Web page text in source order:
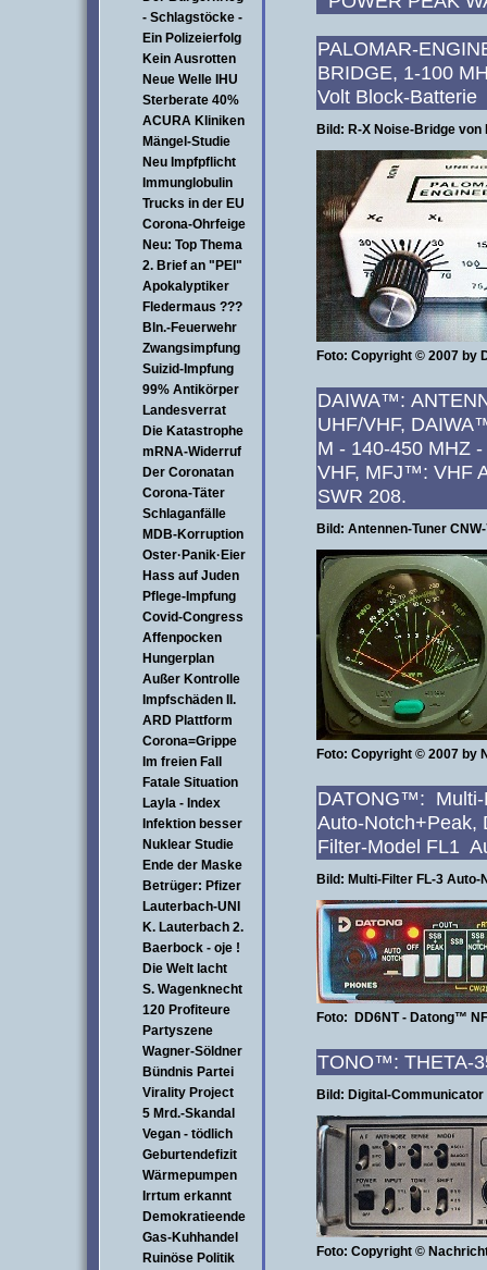
- Schlagstöcke -
Ein Polizeierfolg
Kein Ausrotten
Neue Welle IHU
Sterberate 40%
ACURA Kliniken
Mängel-Studie
Neu Impfpflicht
Immunglobulin
Trucks in der EU
Corona-Ohrfeige
Neu: Top Thema
2. Brief an "PEI"
Apokalyptiker
Fledermaus ???
Bln.-Feuerwehr
Zwangsimpfung
Suizid-Impfung
99% Antikörper
Landesverrat
Die Katastrophe
mRNA-Widerruf
Der Coronatan
Corona-Täter
Schlaganfälle
MDB-Korruption
Oster·Panik·Eier
Hass auf Juden
Pflege-Impfung
Covid-Congress
Affenpocken
Hungerplan
Außer Kontrolle
Impfschäden II.
ARD Plattform
Corona=Grippe
Im freien Fall
Fatale Situation
Layla - Index
Infektion besser
Nuklear Studie
Ende der Maske
Betrüger: Pfizer
Lauterbach-UNI
K. Lauterbach 2.
Baerbock - oje !
Die Welt lacht
S. Wagenknecht
120 Profiteure
Partyszene
Wagner-Söldner
Bündnis Partei
Virality Project
5 Mrd.-Skandal
Vegan - tödlich
Geburtendefizit
Wärmepumpen
Irrtum erkannt
Demokratieende
Gas-Kuhhandel
Ruinöse Politik
PALOMAR-
BRIDGE, 1-100
Volt Block-Batterie
Bild: R-X Noise-Bridge
Foto: Copyright © 2007 by
DAIWA™:
UHF/VHF,
M - 140-450 MHZ
VHF, MFJ™: VHF
Bild: Antennen-Tuner
Foto: Copyright © 2007 by
DATONG™:
Auto-
Filter-Model FL1
Bild: Multi-Filter FL-3
Foto: DD6NT - Datong™
TONO™: THETA-
Bild: Digital-Communicator
Foto: Copyright ©